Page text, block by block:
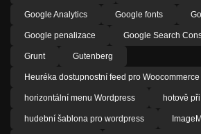
Google Analytics Google fonts
Google penalizace Google Search
Grunt Gutenberg
Heuréka dostupnostní feed pro Woocommerce
horizontální menu Wordpress hotově
hudební šablona pro wordpress